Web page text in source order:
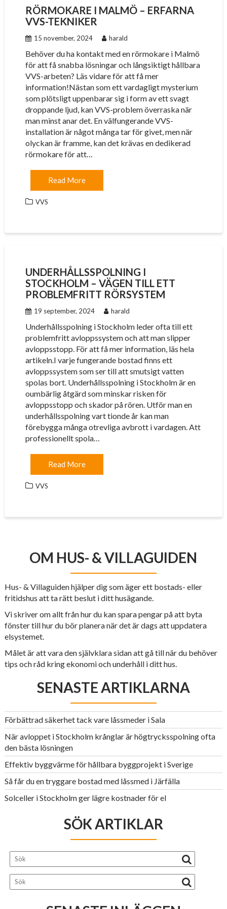
RÖRMOKARE I MALMÖ – ERFARNA
VVS-TEKNIKER
15 november, 2024 harald
Behöver du ha kontakt med en rörmokare i Malmö
för att få snabba lösningar och långsiktigt hållbara
VVS-arbeten? Läs vidare för att få mer
information!Nästan som ett vardagligt mysterium
som plötsligt uppenbarar sig i form av ett svagt
droppande ljud, kan VVS-problem överraska när
man minst anar det. En välfungerande VVS-
installation är något många tar för givet, men när
olyckan är framme, kan det krävas en dedikerad
rörmokare för att…
Read More
VVS
UNDERHÅLLSSPOLNING I
STOCKHOLM – VÄGEN TILL ETT
PROBLEMFRITT RÖRSYSTEM
19 september, 2024 harald
Underhållsspolning i Stockholm leder ofta till ett
problemfritt avloppssystem och att man slipper
avloppsstopp. För att få mer information, läs hela
artikeln.I varje fungerande bostad finns ett
avloppssystem som ser till att smutsigt vatten
spolas bort. Underhållsspolning i Stockholm är en
oumbärlig åtgärd som minskar risken för
avloppsstopp och skador på rören. Utför man en
underhållsspolning vart tionde år kan man
förebygga många otrevliga avbrott i vardagen. Att
professionellt spola…
Read More
VVS
OM HUS- & VILLAGUIDEN
Hus- & Villaguiden hjälper dig som äger ett bostads- eller
fritidshus att ta rätt beslut i ditt husägande.
Vi skriver om allt från hur du kan spara pengar på att byta
fönster till hur du bör planera när det är dags att uppdatera
elsystemet.
Målet är att vara den självklara sidan att gå till när du behöver
tips och råd kring ekonomi och underhåll i ditt hus.
SENASTE ARTIKLARNA
Förbättrad säkerhet tack vare låssmeder i Sala
När avloppet i Stockholm krånglar är högtrycksspolning ofta
den bästa lösningen
Effektiv byggvärme för hållbara byggprojekt i Sverige
Så får du en tryggare bostad med låssmed i Järfälla
Solceller i Stockholm ger lägre kostnader för el
SÖK ARTIKLAR